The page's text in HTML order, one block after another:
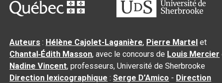
Auteurs : Hélène Cajolet-Laganière, Pierre Martel et
Chantal‑Édith Masson, avec le concours de Louis Mercier
Nadine Vincent, professeurs, Université de Sherbrooke
Direction lexicographique :Serge D’Amico - Direction